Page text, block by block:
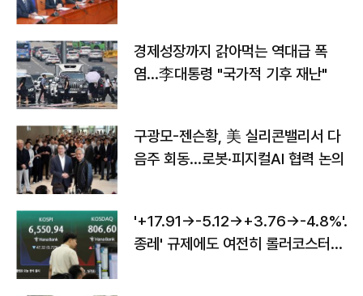
경제성장까지 갉아먹는 역대급 폭
염…李대통령 "국가적 기후 재난"
구광모-젠슨황, 美 실리콘밸리서 다
음주 회동…로봇·피지컬AI 협력 논의
'+17.91→-5.12→+3.76→-4.8%'…'
종레' 규제에도 여전히 롤러코스터